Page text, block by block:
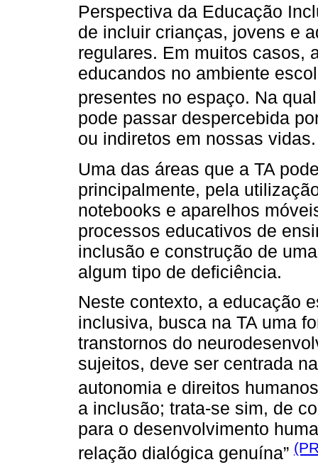
Perspectiva da Educação
de incluir crianças, jovens e
regulares. Em muitos casos,
educandos no ambiente
presentes no espaço. Na
pode passar despercebida
ou indiretos em nossas vidas.
Uma das áreas que a TA
principalmente, pela
notebooks e aparelhos
processos educativos de
inclusão e construção de
algum tipo de deficiência.
Neste contexto, a educação
inclusiva, busca na TA uma
transtornos do
sujeitos, deve ser centrada
autonomia e direitos
a inclusão; trata-se sim, de
para o desenvolvimento
relação dialógica genuína”